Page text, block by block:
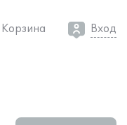
Корзина Вход